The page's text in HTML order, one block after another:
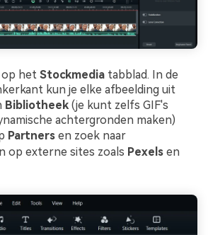
op het Stockmedia tabblad. In de
kun je elke afbeelding uit
Bibliotheek (je kunt zelfs GIF's
achtergronden maken)
Partners en zoek naar
op externe sites zoals Pexels en